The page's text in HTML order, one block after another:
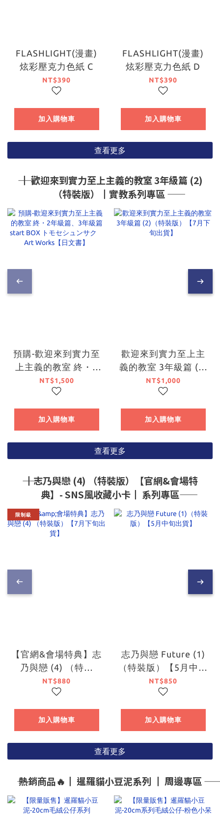
FLASHLIGHT(漫畫)
炫彩壓克力色紙 C
NT$390
加入購物車
FLASHLIGHT(漫畫)
炫彩壓克力色紙 D
NT$390
加入購物車
查看更多
―― ┃ 歡迎來到實力至上主義的教室 3年級篇 (2)
（特裝版）┃實教系列專區 ――
預購-歡迎來到實力至
上主義的教室 終・2
年級篇、3年級篇
start BOX トモセシ
ュンサク Art
Works【日文書】
NT$1,500
加入購物車
歡迎來到實力至上主
義的教室 3年級篇 (2)
（特裝版）【7月下旬
出貨】
NT$1,000
加入購物車
查看更多
―― ┃志乃與戀 (4) （特裝版）【官網&會場特
典】- SNS風收藏小卡┃ 系列專區――
限制級
【官網&會場特典】志
乃與戀 (4) （特裝
版）【7月下旬出貨】
NT$880
加入購物車
志乃與戀 Future (1)
（特裝版）【5月中旬
出貨】
NT$850
加入購物車
查看更多
―― 熱銷商品🔥┃ 暹羅貓小豆泥系列 ┃ 周邊專區 ――